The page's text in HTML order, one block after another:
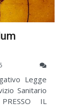
Legge
Sanitario
IL